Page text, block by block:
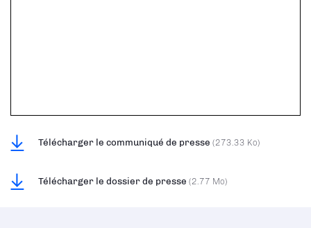
Télécharger le communiqué de presse (273.33 Ko)
Télécharger le dossier de presse (2.77 Mo)